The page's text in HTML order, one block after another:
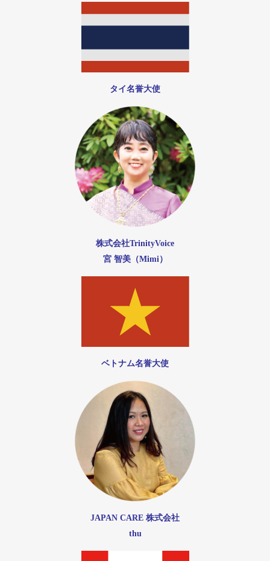
タイ名誉大使
株式会社TrinityVoice
宮 智美（Mimi）
ベトナム名誉大使
JAPAN CARE 株式会社
thu